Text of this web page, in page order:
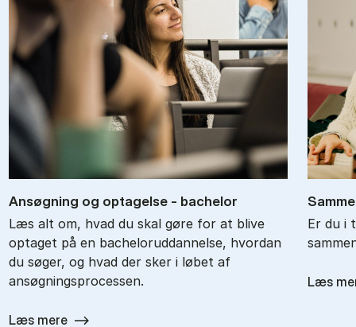
An­søg­ning og op­ta­gel­se - ba­chel­or
Læs alt om, hvad du skal gøre for at blive
optaget på en bacheloruddannelse, hvordan
du søger, og hvad der sker i løbet af
ansøgningsprocessen.
Læs mere
Er du i
Læs